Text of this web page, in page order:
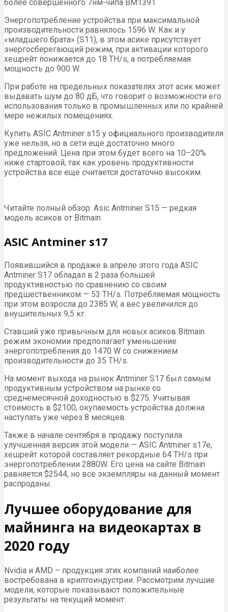
более совершенного 7нм-чипа BM1391.
Энергопотребление устройства при максимальной
производительности равнялось 1596 W. Как и у
«младшего брата» (S11), в этом асике присутствует
энергосберегающий режим, при активации которого
хешрейт понижается до 18 TH/s, а потребляемая
мощность до 900 W.
При работе на предельных показателях этот асик может
выдавать шум до 80 дБ, что говорит о возможности его
использования только в промышленных или по крайней
мере нежилых помещениях.
Купить ASIC Antminer s15 у официального производителя
уже нельзя, но в сети еще достаточно много
предложений. Цена при этом будет всего на 10–20%
ниже стартовой, так как уровень продуктивности
устройства все еще считается достаточно высоким.
Читайте полный обзор: Asic Antminer S15 — редкая
модель асиков от Bitmain
ASIC Antminer s17
Появившийся в продаже в апреле этого года ASIC
Antminer S17 обладал в 2 раза большей
продуктивностью по сравнению со своим
предшественником — 53 TH/s. Потребляемая мощность
при этом возросла до 2385 W, а вес увеличился до
внушительных 9,5 кг.
Ставший уже привычным для новых асиков Bitmain
режим экономии предполагает уменьшение
энергопотребления до 1470 W со снижением
производительности до 35 TH/s.
На момент выхода на рынок Antminer S17 был самым
продуктивным устройством на рынке со
среднемесячной доходностью в $275. Учитывая
стоимость в $2100, окупаемость устройства должна
наступать уже через 8 месяцев.
Также в начале сентября в продажу поступила
улучшенная версия этой модели — ASIC Antminer s17e,
хешрейт которой составляет рекордные 64 TH/s при
энергопотреблении 2880W. Его цена на сайте Bitmain
равняется $2544, но все экземпляры на данный момент
распроданы.
Лучшее оборудование для
майнинга на видеокартах в
2020 году
Nvidia и AMD – продукция этих компаний наиболее
востребована в криптоиндустрии. Рассмотрим лучшие
модели, которые показывают положительные
результаты на текущий момент: